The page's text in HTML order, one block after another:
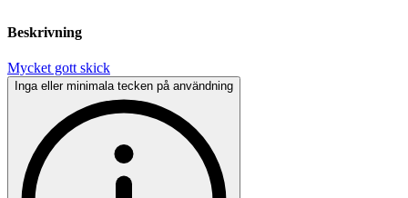
Beskrivning
Mycket gott skick
Inga eller minimala tecken på användning